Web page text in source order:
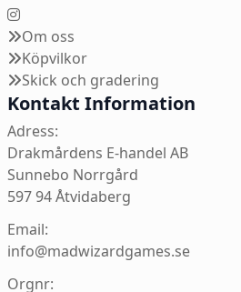
Om oss
Köpvilkor
Skick och gradering
Kontakt Information
Adress:
Drakmårdens E-handel AB
Sunnebo Norrgård
597 94 Åtvidaberg
Email:
info@madwizardgames.se
Orgnr: